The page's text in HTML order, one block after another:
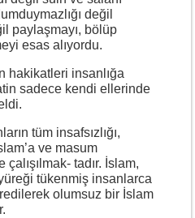
değil
paylaşmayı, bölüp
esas alıyordu.
hakikatleri insanlığa
sadece kendi ellerinde
tüm insafsızlığı,
ve masum
tadır. İslam,
tükenmiş insanlarca
olumsuz bir İslam